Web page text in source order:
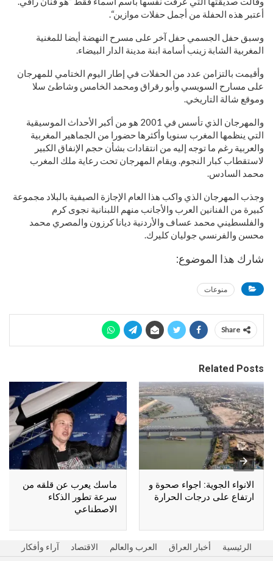
أعتبر هذه الحفلة من أجمل حفلات موازين“.
وسبق حفل الجسمي حفل آخر على مسرح النهضة أيضا للمغنية
المغربية الشابة زينب أسامة ابنة مدينة الدار البيضاء.
وأقيمت بالتزامن عدد من الحفلات في إطار اليوم الختامي للمهرجان
على مسارح السويسي وأبو رقراق ومحمد الخامس وشاطئ سلا
وموقع شالة التاريخي.
والمهرجان الذي تأسس في 2001 هو من أكبر الأحداث الموسيقية
التي ينظمها المغرب سنويا وأكثرها حضورا من الجماهير المغربية
والعربية رغم ما توجه إليه من انتقادات بشأن حجم الإنفاق الكبير
لاستقطاب كبار النجوم. ويقام المهرجان تحت رعاية ملك المغرب
محمد السادس.
وجذب المهرجان الذي واكب هذا العام الإجازة الصيفية بالبلاد مجموعة
كبيرة من الفنانين العرب والأجانب منهم اللبنانية نجوى كرم
والفلسطيني محمد عساف والأردنية ديانا كرزون والمصري محمد
محسن والفرنسي جوليان كليرك.
شارك هذا الموضوع:
منوعات
Share
Related Posts
الانواء الجوية: اجواء صحوة و
ارتفاع على درجات الحرارة
ماسك يعرب عن قلقه من
سرعة تطور الذكاء
الاصطناعي
الرئيسية أخبار العراق العرب والعالم الاقتصاد آراء وأفكار